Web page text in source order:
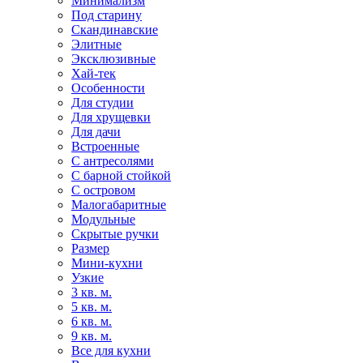
Под старину
Скандинавские
Элитные
Эксклюзивные
Хай-тек
Особенности
Для студии
Для хрущевки
Для дачи
Встроенные
С антресолями
С барной стойкой
С островом
Малогабаритные
Модульные
Скрытые ручки
Размер
Мини-кухни
Узкие
3 кв. м.
5 кв. м.
6 кв. м.
9 кв. м.
Все для кухни